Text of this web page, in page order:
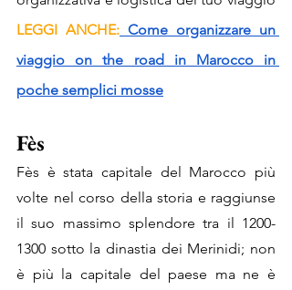
LEGGI ANCHE: Come organizzare un
viaggio on the road in Marocco in
poche semplici mosse
Fès
Fès è stata capitale del Marocco più
volte nel corso della storia e raggiunse
il suo massimo splendore tra il 1200-
1300 sotto la dinastia dei Merinidi; non
è più la capitale del paese ma ne è